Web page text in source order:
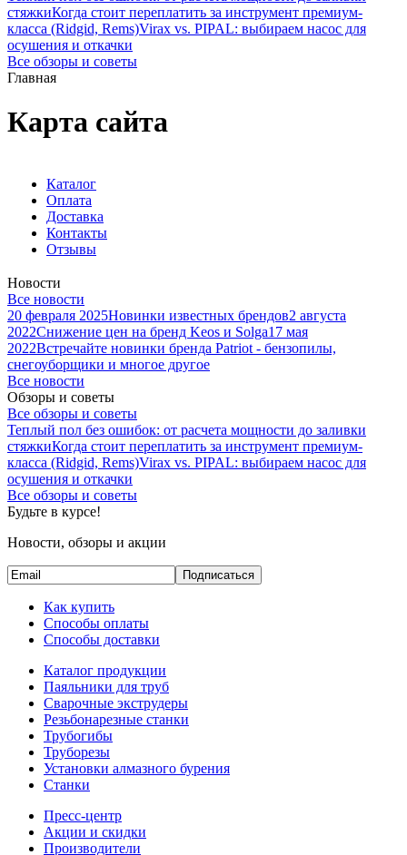
стяжкиКогда стоит переплатить за инструмент премиум-
класса (Ridgid, Rems)Virax vs. PIPAL: выбираем насос для
осушения и откачки
Все обзоры и советы
Главная
Карта сайта
Каталог
Оплата
Доставка
Контакты
Отзывы
Новости
Все новости
20 февраля 2025Новинки известных брендов2 августа
2022Снижение цен на бренд Keos и Solga17 мая
2022Встречайте новинки бренда Patriot - бензопилы,
снегоуборщики и многое другое
Все новости
Обзоры и советы
Все обзоры и советы
Теплый пол без ошибок: от расчета мощности до заливки
стяжкиКогда стоит переплатить за инструмент премиум-
класса (Ridgid, Rems)Virax vs. PIPAL: выбираем насос для
осушения и откачки
Все обзоры и советы
Будьте в курсе!
Новости, обзоры и акции
Подписаться
Как купить
Способы оплаты
Способы доставки
Каталог продукции
Паяльники для труб
Сварочные экструдеры
Резьбонарезные станки
Трубогибы
Труборезы
Установки алмазного бурения
Станки
Пресс-центр
Акции и скидки
Производители